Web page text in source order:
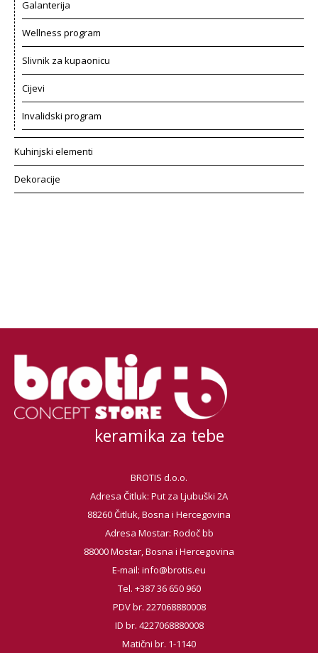
Galanterija
Wellness program
Slivnik za kupaonicu
Cijevi
Invalidski program
Kuhinjski elementi
Dekoracije
keramika za tebe
BROTIS d.o.o.
Adresa Čitluk: Put za Ljubuški 2A
88260 Čitluk, Bosna i Hercegovina
Adresa Mostar: Rodoč bb
88000 Mostar, Bosna i Hercegovina
E-mail: info@brotis.eu
Tel. +387 36 650 960
PDV br. 227068880008
ID br. 4227068880008
Matični br. 1-1140